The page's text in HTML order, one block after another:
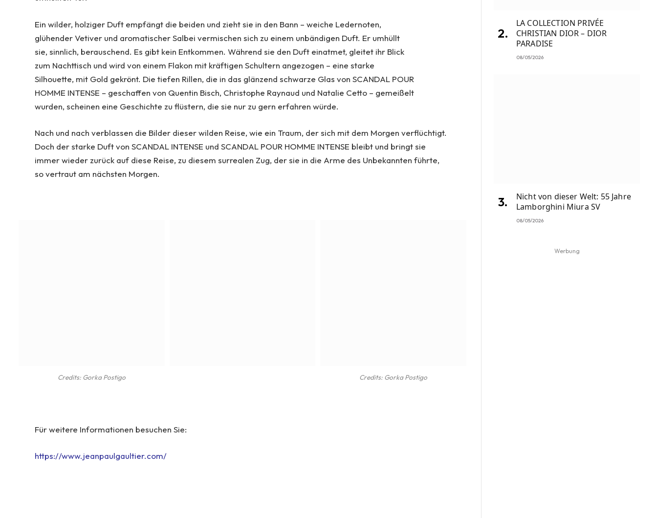
Ein wilder, holziger Duft empfängt die beiden und zieht sie in den Bann – weiche Ledernoten,
glühender Vetiver und aromatischer Salbei vermischen sich zu einem unbändigen Duft. Er umhüllt
sie, sinnlich, berauschend. Es gibt kein Entkommen. Während sie den Duft einatmet, gleitet ihr Blick
zum Nachttisch und wird von einem Flakon mit kräftigen Schultern angezogen – eine starke
Silhouette, mit Gold gekrönt. Die tiefen Rillen, die in das glänzend schwarze Glas von SCANDAL POUR
HOMME INTENSE – geschaffen von Quentin Bisch, Christophe Raynaud und Natalie Cetto – gemeißelt
wurden, scheinen eine Geschichte zu flüstern, die sie nur zu gern erfahren würde.
Nach und nach verblassen die Bilder dieser wilden Reise, wie ein Traum, der sich mit dem Morgen verflüchtigt.
Doch der starke Duft von SCANDAL INTENSE und SCANDAL POUR HOMME INTENSE bleibt und bringt sie
immer wieder zurück auf diese Reise, zu diesem surrealen Zug, der sie in die Arme des Unbekannten führte,
so vertraut am nächsten Morgen.
Credits: Gorka Postigo Credits: Gorka Postigo
Für weitere Informationen besuchen Sie:
https://www.jeanpaulgaultier.com/
LA COLLECTION PRIVÉE
CHRISTIAN DIOR – DIOR
PARADISE
08/05/2026
Nicht von dieser Welt: 55 Jahre
Lamborghini Miura SV
08/05/2026
Werbung